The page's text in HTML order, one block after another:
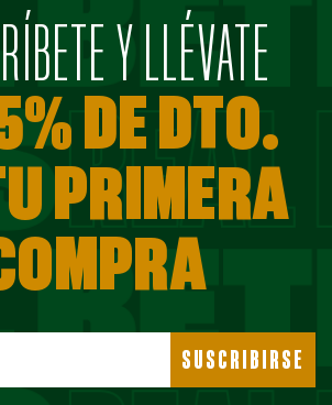
Y LLÉVATE
DE DTO.
PRIMERA
SUSCRIBIRSE